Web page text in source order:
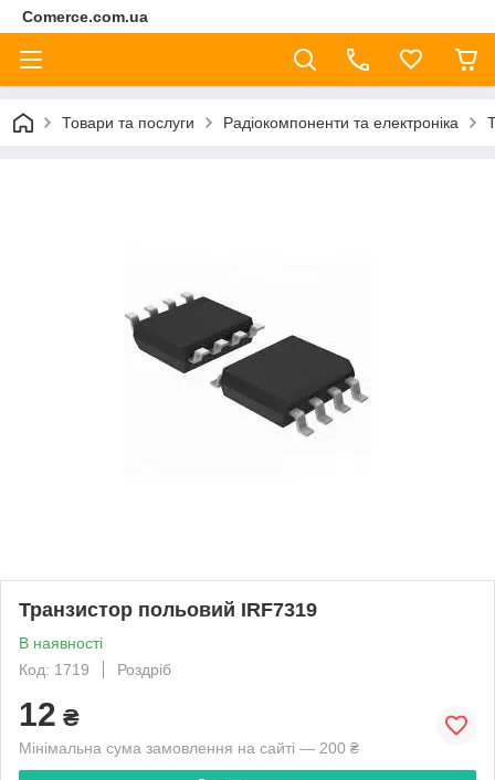
Comerce.com.ua
Товари та послуги Радіокомпоненти та електроніка
Транзистор польовий IRF7319
В наявності
Код: 1719
Роздріб
12 ₴
Мінімальна сума замовлення на сайті — 200 ₴